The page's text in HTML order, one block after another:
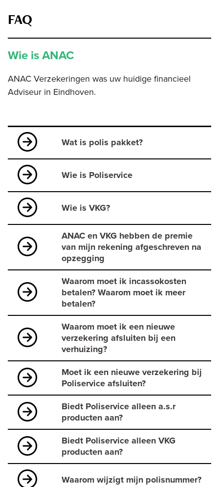
FAQ
Wie is ANAC
ANAC Verzekeringen was uw huidige financieel
Adviseur in Eindhoven.
Wat is polis pakket?
Wie is Poliservice
Wie is VKG?
ANAC en VKG hebben de premie
van mijn rekening afgeschreven na
opzegging
Waarom moet ik incassokosten
betalen? Waarom moet ik meer
betalen?
Waarom moet ik een nieuwe
verzekering afsluiten bij een
verhuizing?
Moet ik een nieuwe verzekering bij
Poliservice afsluiten?
Biedt Poliservice alleen a.s.r
producten aan?
Biedt Poliservice alleen VKG
producten aan?
Waarom wijzigt mijn polisnummer?